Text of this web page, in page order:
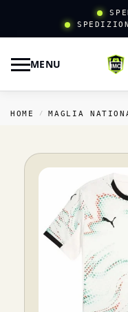
MENU
HOME / MAGLIA